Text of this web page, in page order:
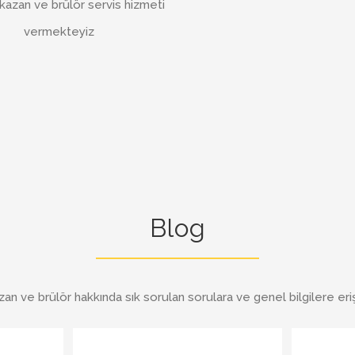
ve brülör servis hizmeti
vermekteyiz
Blog
ve brülör hakkında sık sorulan sorulara ve genel bilgilere